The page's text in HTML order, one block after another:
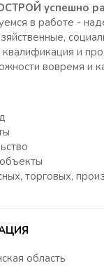
успешно
в работе -
и
вовремя и
торговых,
область